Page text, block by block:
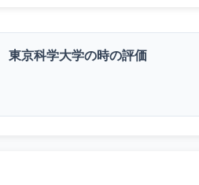
東京科学大学の時の評価